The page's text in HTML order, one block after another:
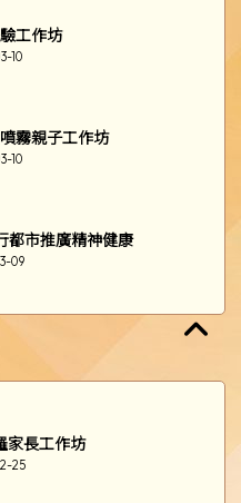
子工作坊
19
公園繪畫比賽